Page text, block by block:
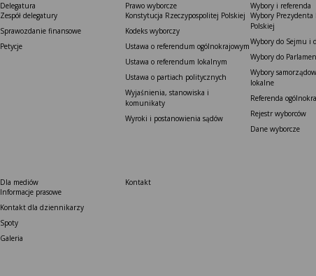
Delegatura
Zespół delegatury
Sprawozdanie finansowe
Petycje
Prawo wyborcze
Konstytucja Rzeczypospolitej Polskiej​
Kodeks wyborczy
Ustawa o referendum ogólnokrajowym
Ustawa o referendum lokalnym
Ustawa o partiach politycznych
Wyjaśnienia, stanowiska i
komunikaty
Wyroki i postanowienia sądów
Wybory i referenda
Wybory Prezydenta
Polskiej
Wybory do Sejmu i
Wybory do
Wybory
lokalne
Referenda
Rejestr wyborców
Dane wyborcze
Dla mediów
Informacje prasowe
Kontakt dla dziennikarzy
Spoty
Galeria
Kontakt